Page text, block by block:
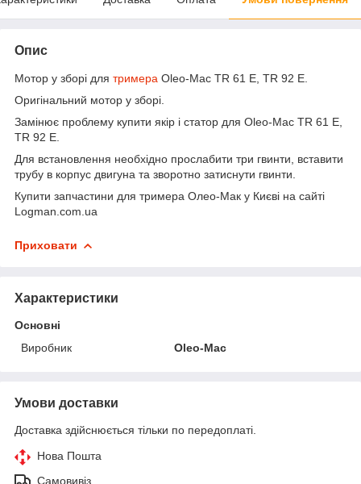
Опис
Мотор у зборі для тримера Oleo-Mac TR 61 E, TR 92 E.
Оригінальний мотор у зборі.
Замінює проблему купити якір і статор для Oleo-Mac TR 61 E,
TR 92 E.
Для встановлення необхідно прослабити три гвинти, вставити
трубу в корпус двигуна та зворотно затиснути гвинти.
Купити запчастини для тримера Олео-Мак у Києві на сайті
Logman.com.ua
Приховати
Характеристики
Основні
Виробник
Oleo-Mac
Умови доставки
Доставка здійснюється тільки по передоплаті.
Нова Пошта
Самовивіз